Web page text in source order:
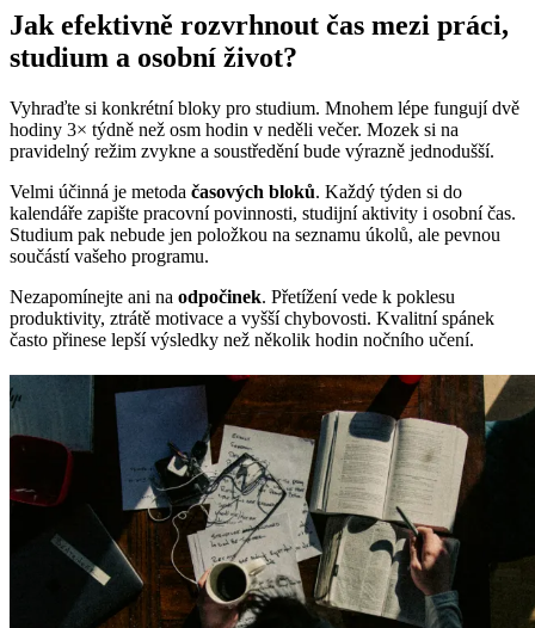
Jak efektivně rozvrhnout čas mezi práci,
studium a osobní život?
Vyhraďte si konkrétní bloky pro studium. Mnohem lépe fungují dvě
hodiny 3× týdně než osm hodin v neděli večer. Mozek si na
pravidelný režim zvykne a soustředění bude výrazně jednodušší.
Velmi účinná je metoda časových bloků. Každý týden si do
kalendáře zapište pracovní povinnosti, studijní aktivity i osobní čas.
Studium pak nebude jen položkou na seznamu úkolů, ale pevnou
součástí vašeho programu.
Nezapomínejte ani na odpočinek. Přetížení vede k poklesu
produktivity, ztrátě motivace a vyšší chybovosti. Kvalitní spánek
často přinese lepší výsledky než několik hodin nočního učení.